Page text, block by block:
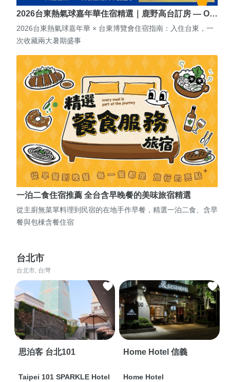
2026台東熱氣球嘉年華住宿精選｜鹿野高台訂房 — O…
2026台東熱氣球嘉年華 × 台東博覽會住宿指南：入住台東，一
次收藏兩大暑期盛事
一泊二食住宿推薦 全台含早晚餐的美味旅宿精選
從主廚無菜單料理到民宿的在地手作早餐，精選一泊二食、含早
餐與包棟含餐住宿
台北市
台北市, 台灣
思泊客 台北101
Taipei 101 SPARKLE Hotel
Home Hotel 信義
Home Hotel